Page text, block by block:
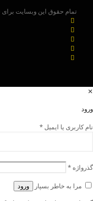
تمام حقوق این وبسایت برای
✕
ورود
نام کاربری یا ایمیل *
گذرواژه *
مرا به خاطر بسپار ورود